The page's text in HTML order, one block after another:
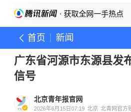
· 获取全网一手热点
首页 新闻
广东省河源市东源县发
信号
北京青年报官网
2026年6月15日07:19 北京 北青网官方